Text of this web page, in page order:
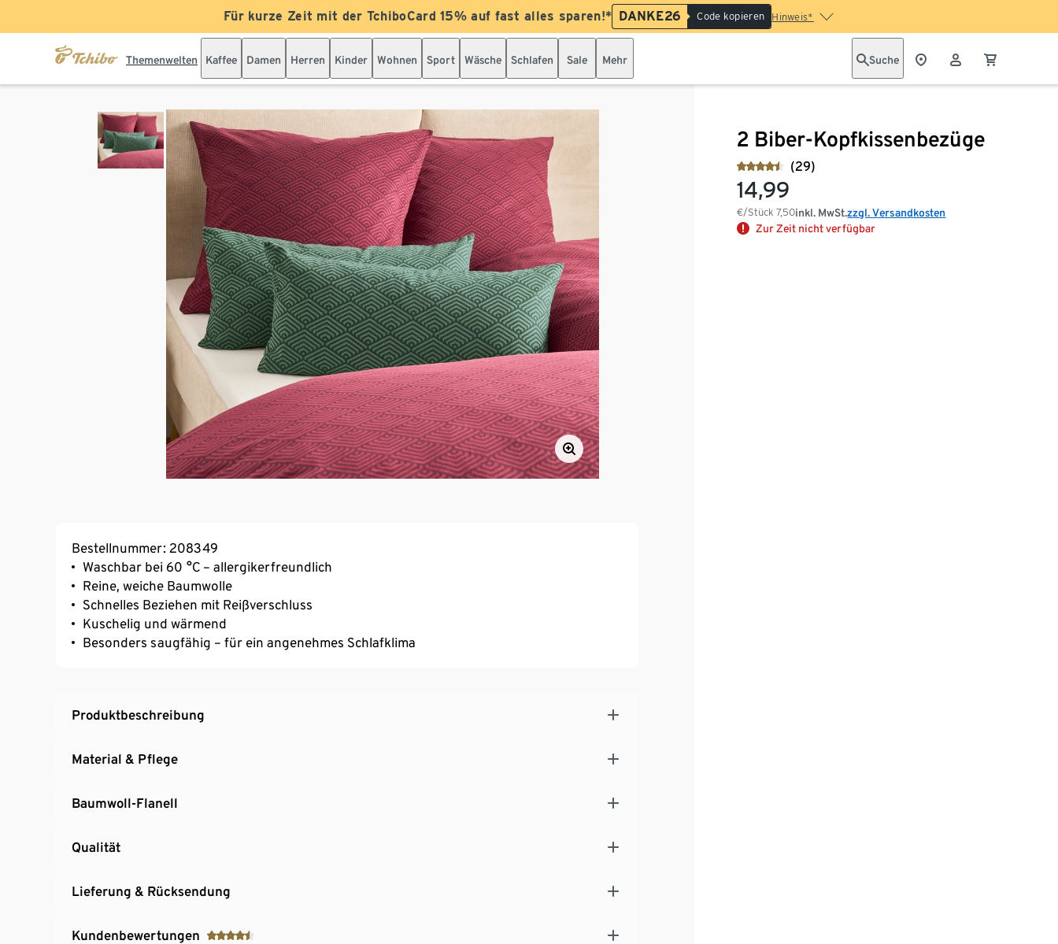
Für kurze Zeit mit der TchiboCard 15% auf fast alles sparen!* DANKE26 Code kopieren Hinweis*
Themenwelten Kaffee Damen Herren Kinder Wohnen Sport Wäsche Schlafen Sale Mehr Suche
2 Biber-Kopfkissenbezüge
(29)
14,99
€/Stück7,50inkl. MwSt.zzgl. Versandkosten
Zur Zeit nicht verfügbar
Bestellnummer: 208349
Waschbar bei 60 °C – allergikerfreundlich
Reine, weiche Baumwolle
Schnelles Beziehen mit Reißverschluss
Kuschelig und wärmend
Besonders saugfähig – für ein angenehmes Schlafklima
Produktbeschreibung
Material & Pflege
Baumwoll-Flanell
Qualität
Lieferung & Rücksendung
Kundenbewertungen